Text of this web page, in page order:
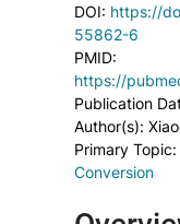
DOI: https://
55862-6
PMID:
https://
Publication
Author(s):
Primary Topic:
Conversion